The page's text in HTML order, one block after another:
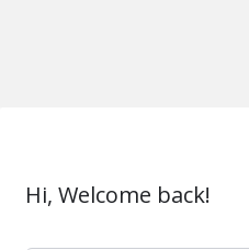
Hi, Welcome back!